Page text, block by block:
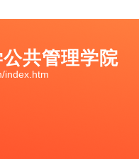
共管理学院
index.htm